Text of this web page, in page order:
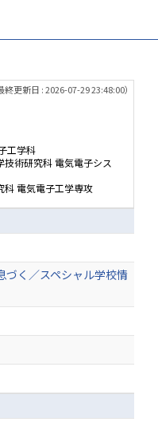
終更新日 : 2026-07-29 23:48:00）
工学科
術研究科 電気電子シス
科 電気電子工学専攻
づく／スペシャル学校情